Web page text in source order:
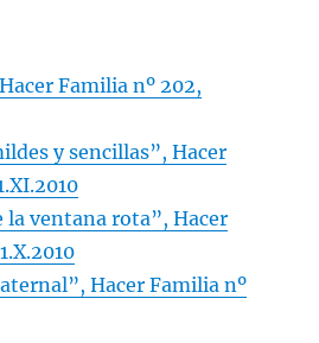
Familia nº 202,
y sencillas”, Hacer
la ventana rota”, Hacer
Hacer Familia nº